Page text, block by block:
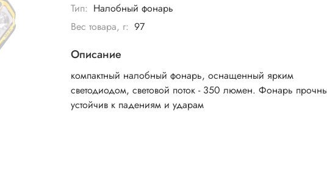
Тип: Налобный фонарь
Вес товара, г: 97
Описание
компактный налобный фонарь, оснащенный ярким
светодиодом, световой поток - 350 люмен. Фонарь
устойчив к падениям и ударам